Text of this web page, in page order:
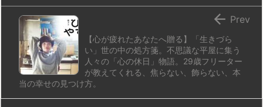
【心が疲れたあなたへ贈る】「生きづら
い」世の中の処方箋。不思議な平屋に集う
人々の「心の休日」物語。29歳フリーター
が教えてくれる、焦らない、飾らない、本
当の幸せの見つけ方。
 Prev